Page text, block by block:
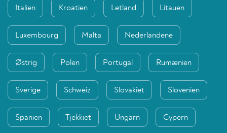
Italien Kroatien Letland Litauen
Luxembourg Malta Nederlandene
Østrig Polen Portugal Rumænien
Sverige Schweiz Slovakiet Slovenien
Spanien Tjekkiet Ungarn Cypern